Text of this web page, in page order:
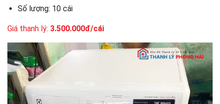
Số lượng: 10 cái
Giá thanh lý: 3.500.000đ/cái